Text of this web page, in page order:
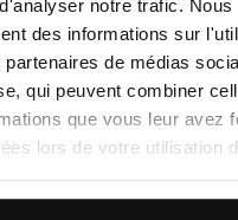
notre trafic. Nous
des informations sur
de médias
qui peuvent combiner
que vous leur avez
lors de votre utilisation
- beige
talon - noir